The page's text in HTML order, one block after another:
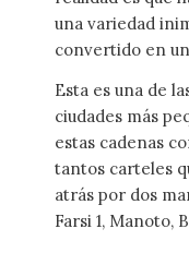
una variedad
convertido en
Esta es una de
ciudades más
estas cadenas
tantos carteles
atrás por dos
Farsi 1, Manoto,